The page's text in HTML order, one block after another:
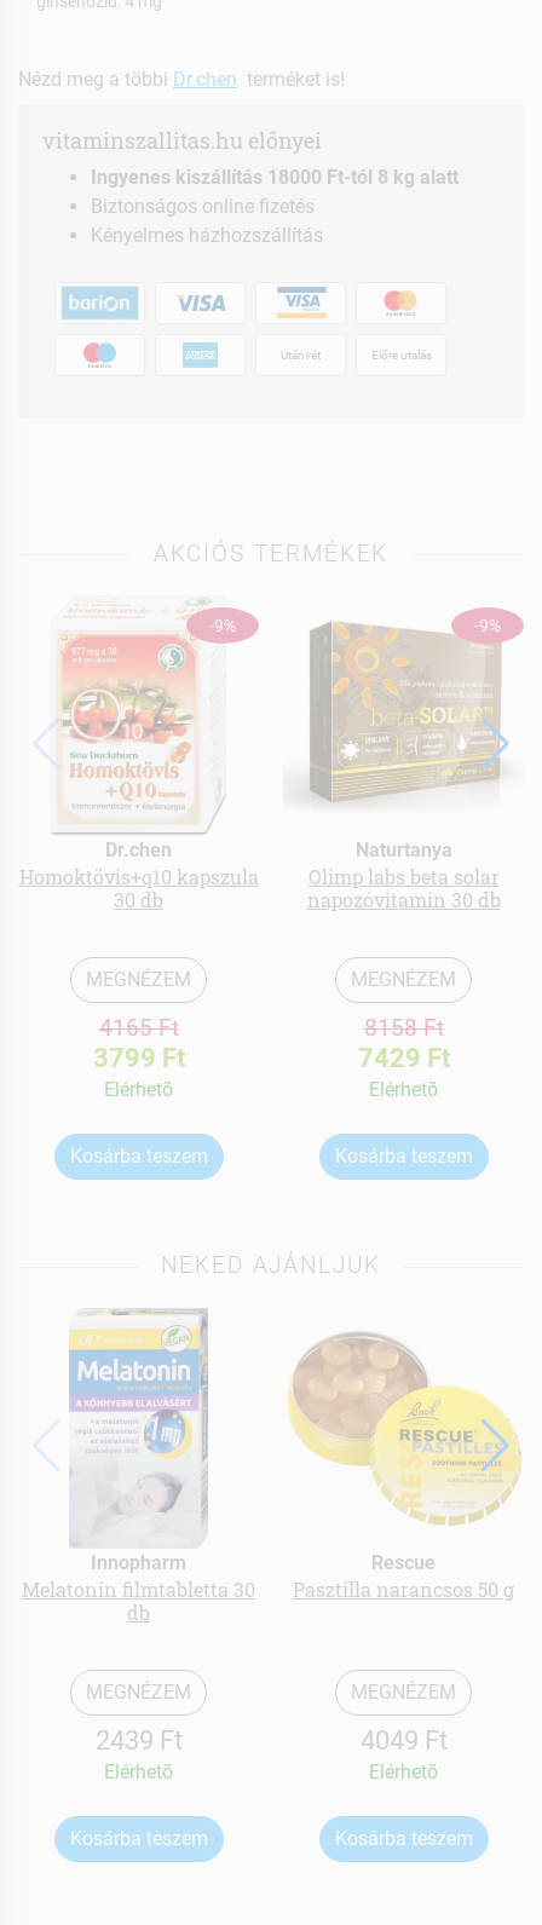
Nézd meg a többi Dr.chen terméket is!
vitaminszallitas.hu előnyei
Ingyenes kiszállítás 18000 Ft-tól 8 kg alatt
Biztonságos online fizetés
Kényelmes házhozszállítás
Utánvét Előre utalás
AKCIÓS TERMÉKEK
-9%
Dr.chen
Homoktövis+q10 kapszula
30 db
MEGNÉZEM
4165 Ft
3799 Ft
Elérhetõ
Kosárba teszem
-9%
Naturtanya
Olimp labs beta solar
napozóvitamin 30 db
MEGNÉZEM
8158 Ft
7429 Ft
Elérhetõ
Kosárba teszem
NEKED AJÁNLJUK
Innopharm
Melatonin filmtabletta 30
db
MEGNÉZEM
2439 Ft
Elérhetõ
Kosárba teszem
Rescue
Pasztilla narancsos 50 g
MEGNÉZEM
4049 Ft
Elérhetõ
Kosárba teszem